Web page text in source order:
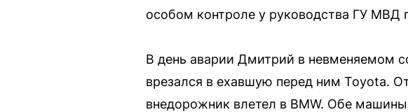
особом контроле у руководства ГУ
В день аварии Дмитрий в невменяемом
врезался в ехавшую перед ним Toyota.
внедорожник влетел в BMW. Обе